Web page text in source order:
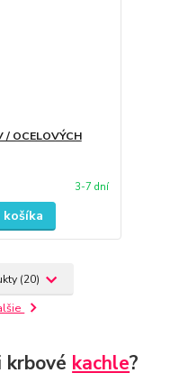
/ OCELOVÝCH
3-7 dní
(20)
krbové kachle?